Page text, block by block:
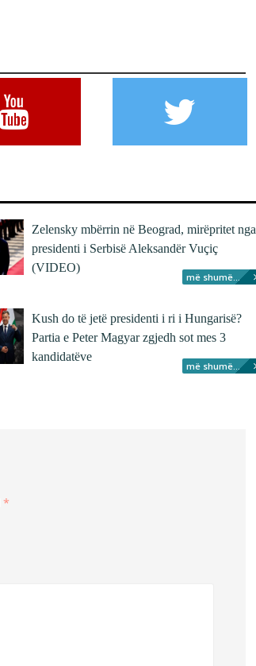
Zelensky mbërrin në Beograd, mirëpritet nga
presidenti i Serbisë Aleksandër Vuçiç
(VIDEO)
më shumë...
Kush do të jetë presidenti i ri i Hungarisë?
Partia e Peter Magyar zgjedh sot mes 3
kandidatëve
më shumë...
*